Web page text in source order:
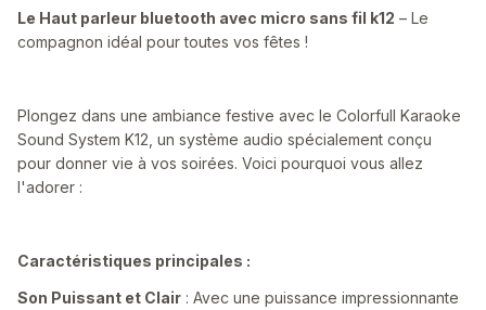
Le Haut parleur bluetooth avec micro sans fil k12 – Le
compagnon idéal pour toutes vos fêtes !
Plongez dans une ambiance festive avec le Colorfull Karaoke
Sound System K12, un système audio spécialement conçu
pour donner vie à vos soirées. Voici pourquoi vous allez
l'adorer :
Caractéristiques principales :
Son Puissant et Clair : Avec une puissance impressionnante